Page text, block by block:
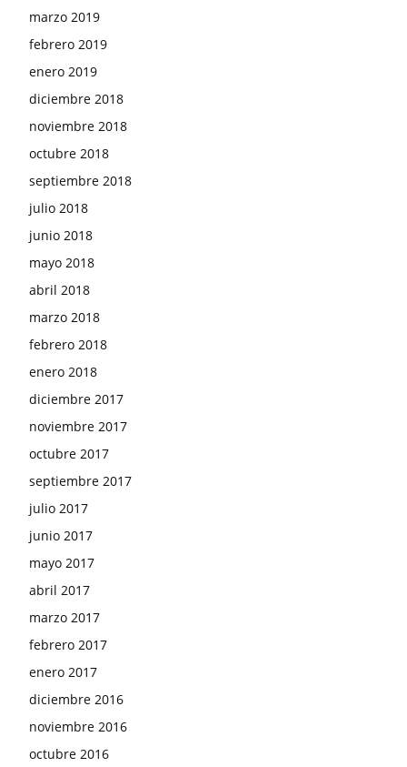
marzo 2019
febrero 2019
enero 2019
diciembre 2018
noviembre 2018
octubre 2018
septiembre 2018
julio 2018
junio 2018
mayo 2018
abril 2018
marzo 2018
febrero 2018
enero 2018
diciembre 2017
noviembre 2017
octubre 2017
septiembre 2017
julio 2017
junio 2017
mayo 2017
abril 2017
marzo 2017
febrero 2017
enero 2017
diciembre 2016
noviembre 2016
octubre 2016